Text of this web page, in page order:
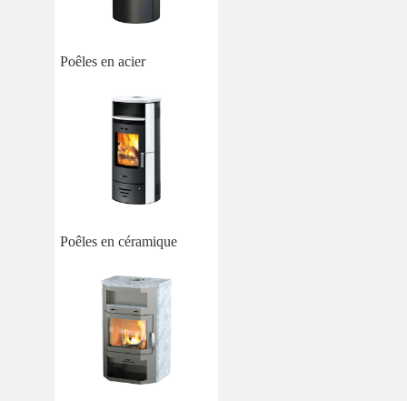
Poêles en acier
Poêles en céramique